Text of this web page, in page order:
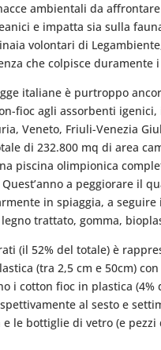
ambientali da
e impatta sia sulla
volontari di
che colpisce duramente
italiane è purtroppo
fioc agli assorbenti
Veneto, Friuli-Venezia
di 232.800 mq di area
piscina olimpionica
a peggiorare il
in spiaggia, a
trattato, gomma,
(il 52% del totale) è
(tra 2,5 cm e 50cm)
i cotton fioc in plastica
al sesto e
le bottiglie di vetro (e